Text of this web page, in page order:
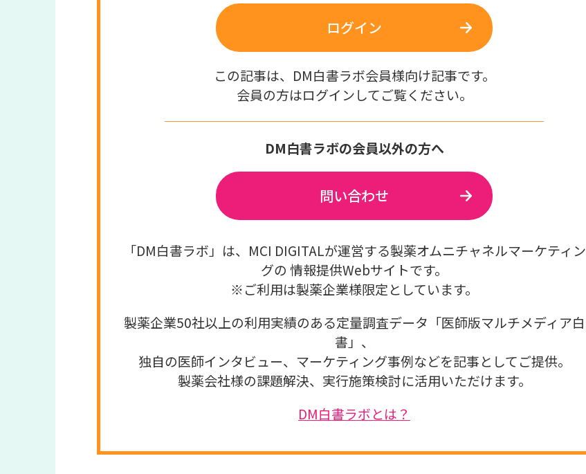
ログイン
この記事は、DM白書ラボ会員様向け記事です。
会員の方はログインしてご覧ください。
DM白書ラボの会員以外の方へ
問い合わせ
「DM白書ラボ」は、MCI DIGITALが運営する製薬オムニチャネルマーケティン
グの 情報提供Webサイトです。
※ご利用は製薬企業様限定としています。
製薬企業50社以上の利用実績のある定量調査データ「医師版マルチメディア白
書」、
独自の医師インタビュー、マーケティング事例などを記事としてご提供。
製薬会社様の課題解決、実行施策検討に活用いただけます。
DM白書ラボとは？